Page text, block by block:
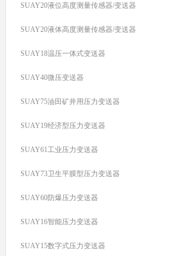
SUAY20液位高度测量传感器/变送器
SUAY20液体高度测量传感器/变送器
SUAY18温压一体式变送器
SUAY40微压变送器
SUAY75油田矿井用压力变送器
SUAY19经济型压力变送器
SUAY61工业压力变送器
SUAY73卫生平膜型压力变送器
SUAY60防爆压力变送器
SUAY16智能压力变送器
SUAY15数字式压力变送器